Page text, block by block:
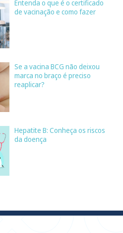
Entenda o que é o certificado
de vacinação e como fazer
Se a vacina BCG não deixou
marca no braço é preciso
reaplicar?
Hepatite B: Conheça os riscos
da doença